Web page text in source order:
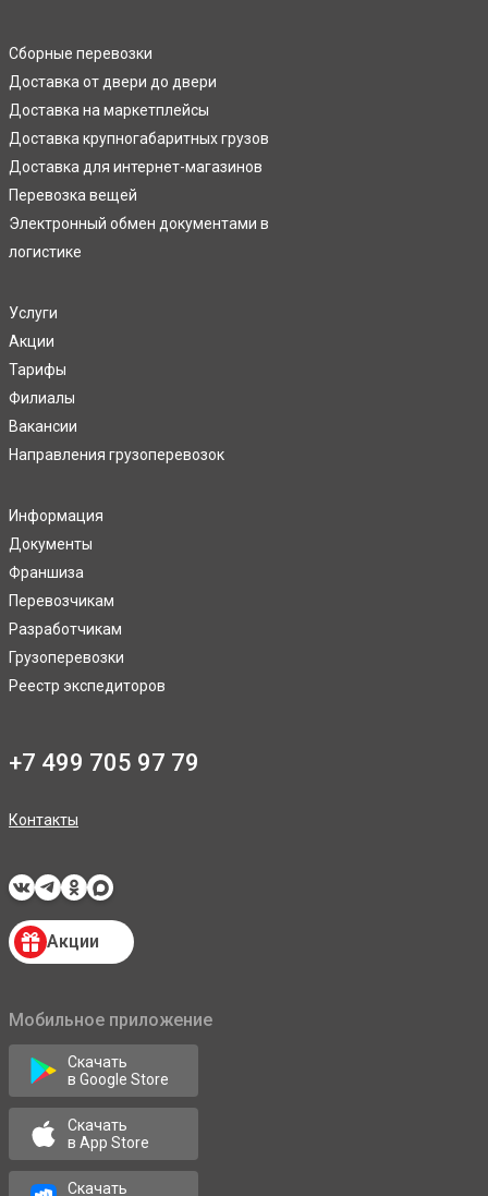
Сборные перевозки
Доставка от двери до двери
Доставка на маркетплейсы
Доставка крупногабаритных грузов
Доставка для интернет-магазинов
Перевозка вещей
Электронный обмен документами в
логистике
Услуги
Акции
Тарифы
Филиалы
Вакансии
Направления грузоперевозок
Информация
Документы
Франшиза
Перевозчикам
Разработчикам
Грузоперевозки
Реестр экспедиторов
+7 499 705 97 79
Контакты
Акции
Мобильное приложение
Скачать
в Google Store
Скачать
в App Store
Скачать